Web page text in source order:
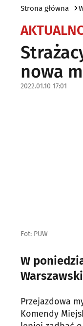
Strona główna
nowa
2022.01.10 17:01
Fot: PUW
W
Przejazdowa
Komendy